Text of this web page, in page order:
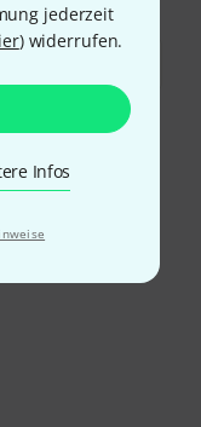
jederzeit
) widerrufen.
Infos
bezahlen